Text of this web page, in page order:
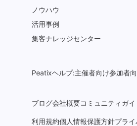
ノウハウ
活用事例
集客ナレッジセンター
Peatixヘルプ:主催者向け参加者
ブログ会社概要コミュニティガ
利用規約個人情報保護方針プラ